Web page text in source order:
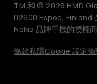
TM 和 © 2026 HMD
02600 Espoo, Finland.
Nokia 品牌手機的授權
條款私隱Cookie 設定倫